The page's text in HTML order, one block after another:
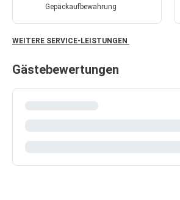
Gepäckaufbewahrung
WEITERE SERVICE-LEISTUNGEN
Gästebewertungen